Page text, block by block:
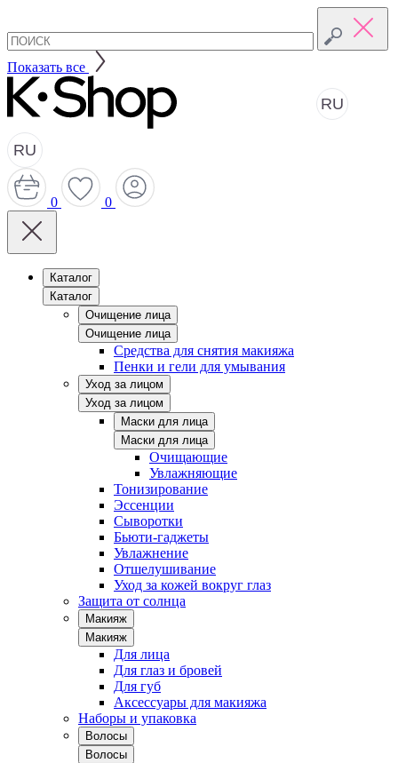
Показать все
RU
RU
0 0
Каталог
Каталог
Очищение лица
Очищение лица
Средства для снятия макияжа
Пенки и гели для умывания
Уход за лицом
Уход за лицом
Маски для лица
Маски для лица
Очищающие
Увлажняющие
Тонизирование
Эссенции
Сыворотки
Бьюти-гаджеты
Увлажнение
Отшелушивание
Уход за кожей вокруг глаз
Защита от солнца
Макияж
Макияж
Для лица
Для глаз и бровей
Для губ
Аксессуары для макияжа
Наборы и упаковка
Волосы
Волосы